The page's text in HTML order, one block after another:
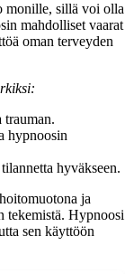
monille, sillä voi olla
mahdolliset vaarat
oman terveyden
trauman.
hypnoosin
hyväkseen.
ja
tekemistä. Hypnoosi
sen käyttöön